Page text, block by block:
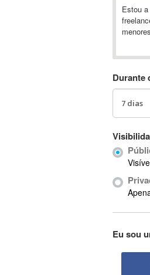
802.11
A&P
A-GPS
Ab Initio
ABIS
Ableton
Abstract
Estou
Durante
Eu sou